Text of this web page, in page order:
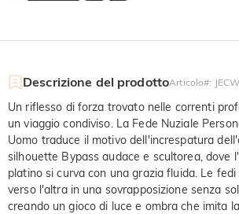
Descrizione del prodottoArticolo#:
Un riflesso di forza trovato nelle correnti
un viaggio condiviso. La Fede Nuziale
Uomo traduce il motivo dell'increspatura
silhouette Bypass audace e scultorea, dove
platino si curva con una grazia fluida. Le
verso l'altra in una sovrapposizione senza
creando un gioco di luce e ombra che imita